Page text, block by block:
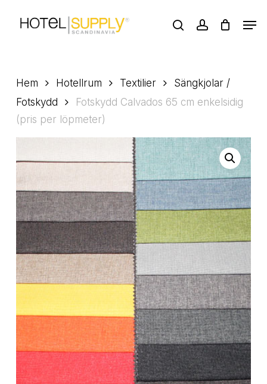
searchaccount
Hem Hotellrum Textilier
Sängkjolar /
Fotskydd
Fotskydd Calvados 65 cm enkelsidig
(pris per löpmeter)